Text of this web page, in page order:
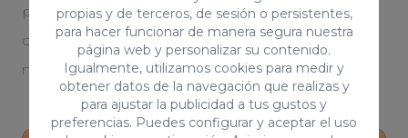
propias y de terceros, de sesión o persistentes,
para hacer funcionar de manera segura nuestra
página web y personalizar su contenido.
Igualmente, utilizamos cookies para medir y
obtener datos de la navegación que realizas y
para ajustar la publicidad a tus gustos y
preferencias. Puedes configurar y aceptar el uso
personalizada. Serás testigo del crecimiento
orgánico de tu proyecto. Tú, eres parte de
nuestro equipo